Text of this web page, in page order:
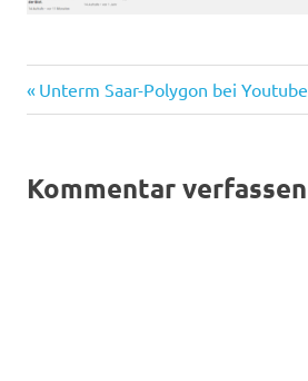
Beitragsnavigation
Vorheriger
Beitrag:
Unterm Saar-Polygon bei Youtube
Kommentar verfassen